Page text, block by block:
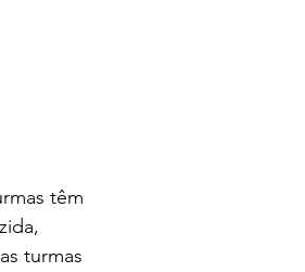
têm
turmas